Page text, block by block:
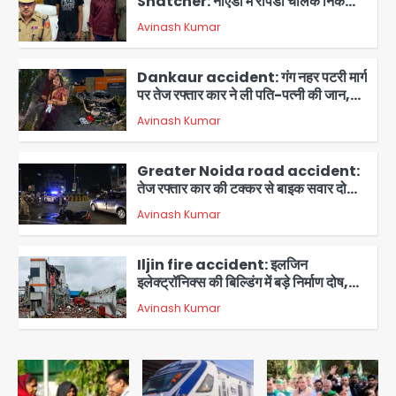
2
मोबाइल स्नैचर गैंग का मास्टरमाइंड, जीरा-बॉल
बेचने वालों को बेचता था चोरी के फोन; 8
गिरफ्तार, 98 मोबाइल और 450 पार्ट्स बरामद
Avinash Kumar
3
Dankaur accident: गंग नहर पटरी मार्ग
पर तेज रफ्तार कार ने ली पति-पत्नी की जान,
गांव में मातम
Avinash Kumar
4
Greater Noida road accident:
तेज रफ्तार कार की टक्कर से बाइक सवार दो
युवकों की मौत, परिवारों में मातम
Avinash Kumar
5
Iljin fire accident: इलजिन
इलेक्ट्रॉनिक्स की बिल्डिंग में बड़े निर्माण दोष,
कंक्रीट बीम तिरछा; पीडब्ल्यूडी ऑडिट में
चौंकाने वाला खुलासा
Avinash Kumar
Minor daughter abuse case in
Noida: 7 साल की मासूम बेटी के साथ